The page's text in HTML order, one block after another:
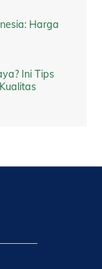
Harga
Ini Tips